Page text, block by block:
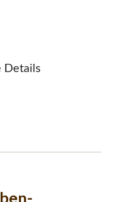
Details